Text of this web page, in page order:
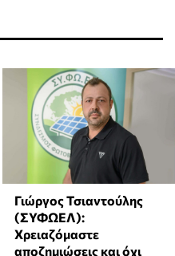
Γιώργος Τσιαντούλης
(ΣΥΦΩΕΛ):
Χρειαζόμαστε
αποζημιώσεις και όχι